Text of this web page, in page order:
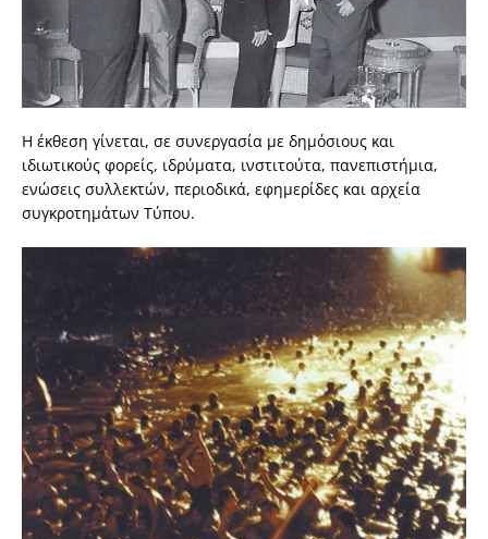
Η έκθεση γίνεται, σε συνεργασία με δημόσιους και
ιδιωτικούς φορείς, ιδρύματα, ινστιτούτα, πανεπιστήμια,
ενώσεις συλλεκτών, περιοδικά, εφημερίδες και αρχεία
συγκροτημάτων Τύπου.